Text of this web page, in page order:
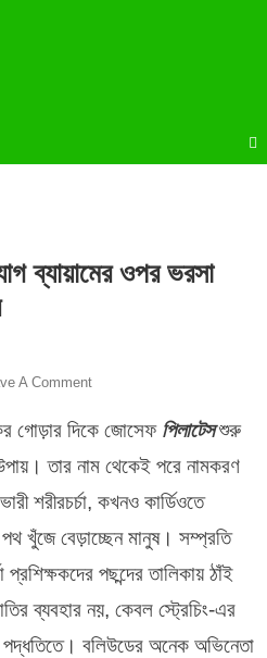
ব্যায়ামের ওপর ভরসা
A CommentOn
থাকতে
পিলাটেস
ব্যায়ামের
ওপর
দীপিকা
থেকে
গোড়ার দিকে জোসেফ পিলাটেসশুরু
তার নাম থেকেই পরে নামকরণ
শরীরচর্চা, কখনও কার্ডিওতে
খুঁজে বেড়াচ্ছেন মানুষ। সম্প্রতি
প্রশিক্ষকদের পছন্দের তালিকায় ঠাঁই
ব্যবহার নয়, কেবল স্ট্রেচিং-এর
বলিউডের অনেক অভিনেতা